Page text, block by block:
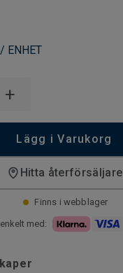
ENHET
+
Lägg i Varukorg
Hitta återförsäljare
Finns i webblager
med: